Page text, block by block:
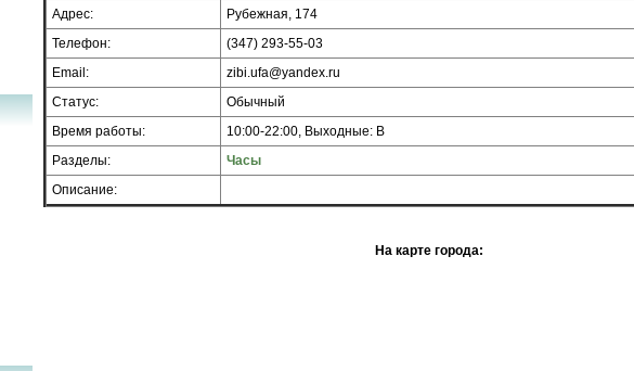
Адрес:
Рубежная, 174
Телефон:
(347) 293-55-03
Email:
zibi.ufa@yandex.ru
Статус:
Обычный
Время работы:
10:00-22:00, Выходные: В
Разделы:
Часы
Описание:
На карте города: